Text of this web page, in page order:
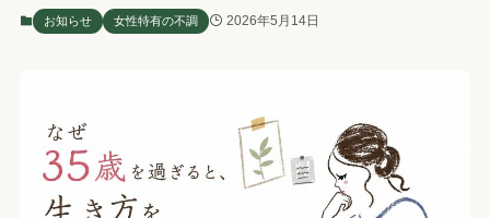
お知らせ 女性特有の不調 2026年5月14日